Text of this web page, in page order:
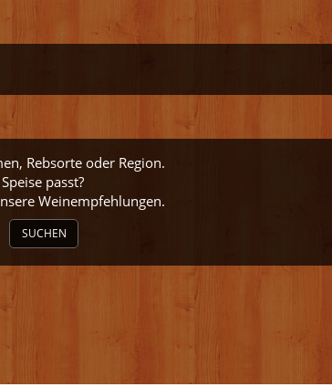
Rebsorte oder Region.
passt?
Weinempfehlungen.
SUCHEN